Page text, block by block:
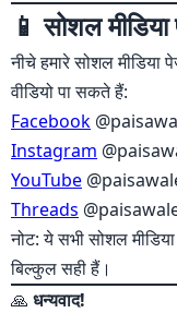
📱 सोशल
नीचे हमारे सोशल मीडिया
वीडियो पा सकते हैं:
Facebook
Instagram
YouTube
Threads
नोट: ये सभी सोशल मीडिया
बिल्कुल सही हैं।
🙏 धन्यवाद!